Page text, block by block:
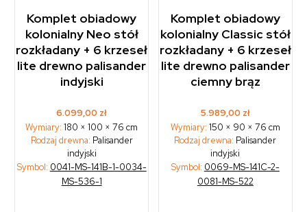
Komplet obiadowy
kolonialny Neo stół
rozkładany + 6 krzeseł
lite drewno palisander
indyjski
6.099,00 zł
Wymiary:180 × 100 × 76 cm
Rodzaj drewna: Palisander
indyjski
Symbol: 0041-MS-141B-1-0034-
MS-536-1
Komplet obiadowy
kolonialny Classic stół
rozkładany + 6 krzeseł
lite drewno palisander
ciemny brąz
5.989,00 zł
Wymiary: 150 × 90 × 76 cm
Rodzaj drewna: Palisander
indyjski
Symbol: 0069-MS-141C-2-
0081-MS-522